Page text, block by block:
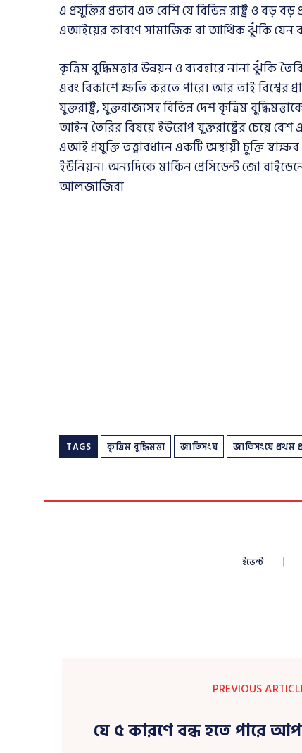
এ প্রযুক্তির প্রভাব এত বেশি যে বিভিন্ন রাষ্ট্র ও
এআইয়ের কারণে সামাজিক বা আর্থিক ঝুঁকি
কৃত্রিম বুদ্ধিমত্তার উন্নয়ন ও ব্যবহারে নানা ঝুঁকি
এবং বিকাশে ক্ষতি করতে পারে। আর তাই বিশ্বের
যুক্তরাষ্ট্র, যুক্তরাজ্যসহ বিভিন্ন দেশ কৃত্রিম
আইন তৈরির বিষয়ে ইউরোপ যুক্তরাষ্ট্রের চেয়ে
এআই প্রযুক্তি তত্ত্বাবধানে একটি অস্থায়ী চুক্তি
ইউনিয়ন। অন্যদিকে মার্কিন প্রেসিডেন্ট জো
আলজাজিরা
TAGS কৃত্রিম বুদ্ধিমত্তা জাতিসংঘ জাতিসংঘে প্রথম
ইভেন্ট
PREVIOUS
যে ৫ কারণে বন্ধ হতে পারে